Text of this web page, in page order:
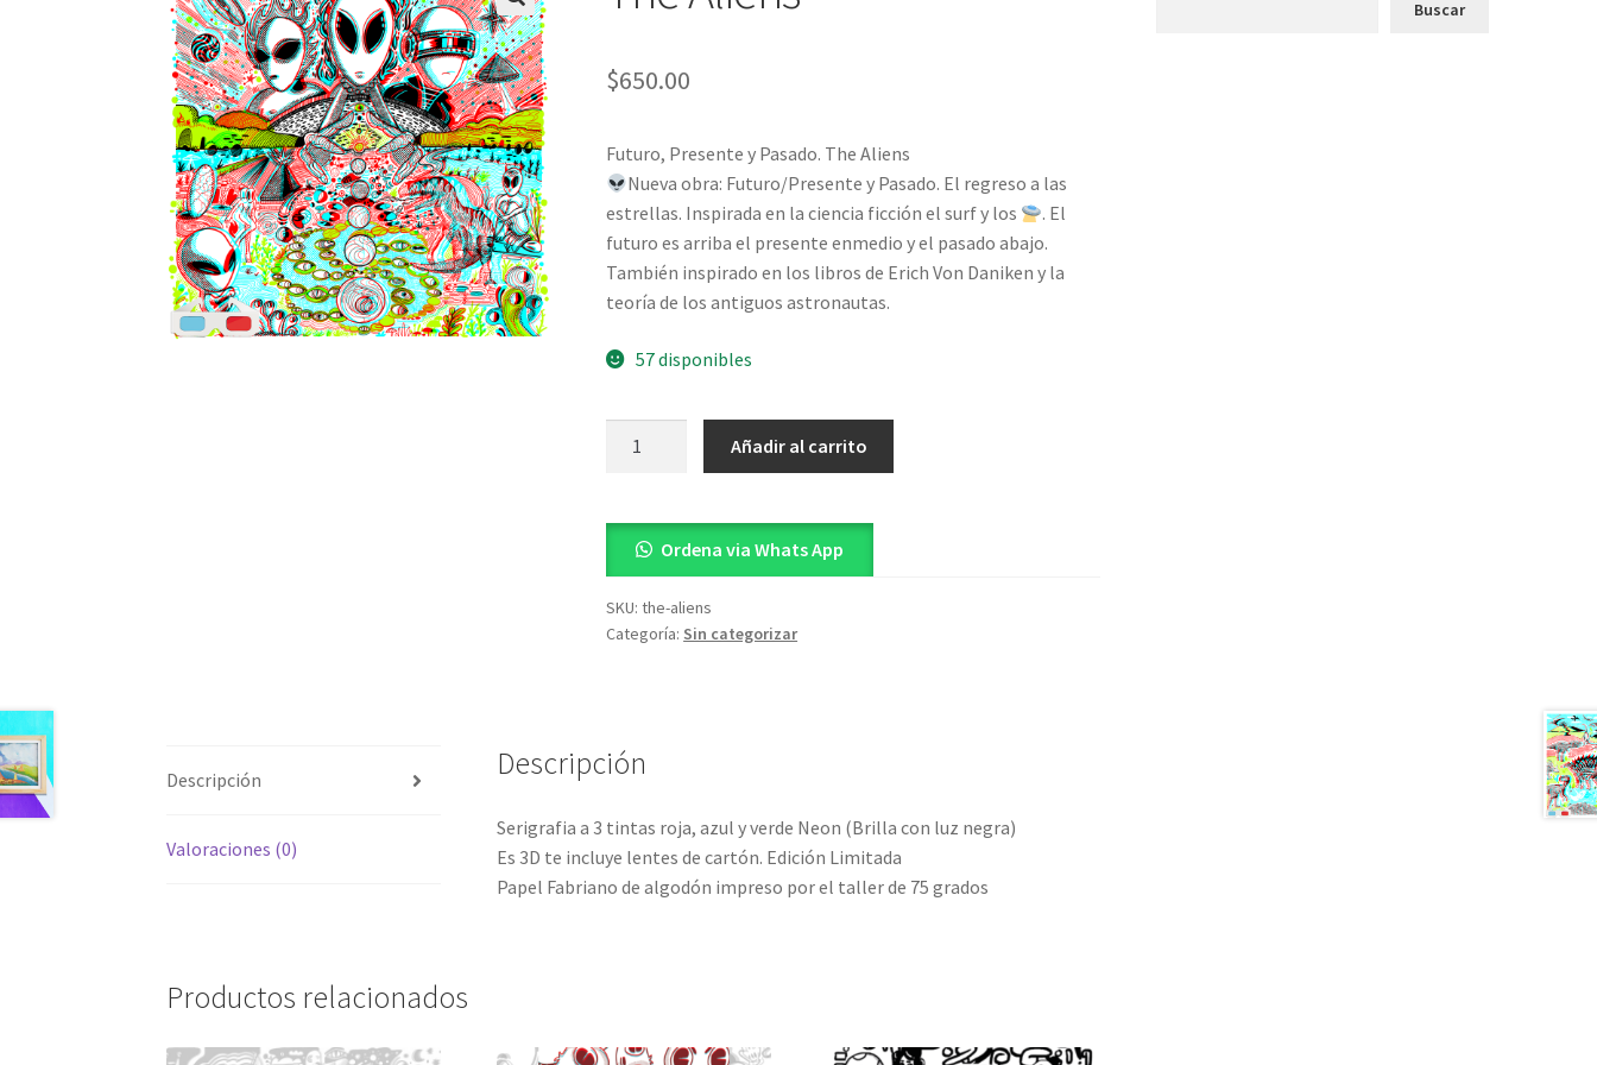
$650.00
Futuro, Presente y Pasado. The Aliens
Nueva obra: Futuro/Presente y Pasado. El regreso a las
estrellas. Inspirada en la ciencia ficción el surf y los
. El
futuro es arriba el presente enmedio y el pasado abajo.
También inspirado en los libros de Erich Von Daniken y la
teoría de los antiguos astronautas.
57 disponibles
Añadir al carrito
Ordena via Whats App
SKU:the-aliens
Categoría: Sin categorizar
Descripción
Valoraciones (0)
Descripción
Serigrafia a 3 tintas roja, azul y verde Neon (Brilla con luz negra)
Es 3D te incluye lentes de cartón. Edición Limitada
Papel Fabriano de algodón impreso por el taller de 75 grados
Productos relacionados
Buscar